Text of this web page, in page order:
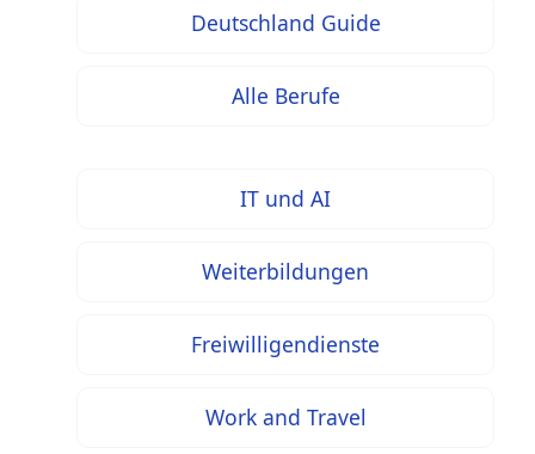
Deutschland Guide
Alle Berufe
IT und AI
Weiterbildungen
Freiwilligendienste
Work and Travel